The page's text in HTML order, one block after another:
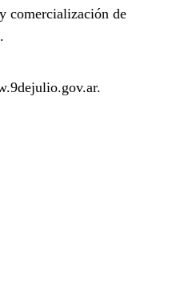
comercialización de